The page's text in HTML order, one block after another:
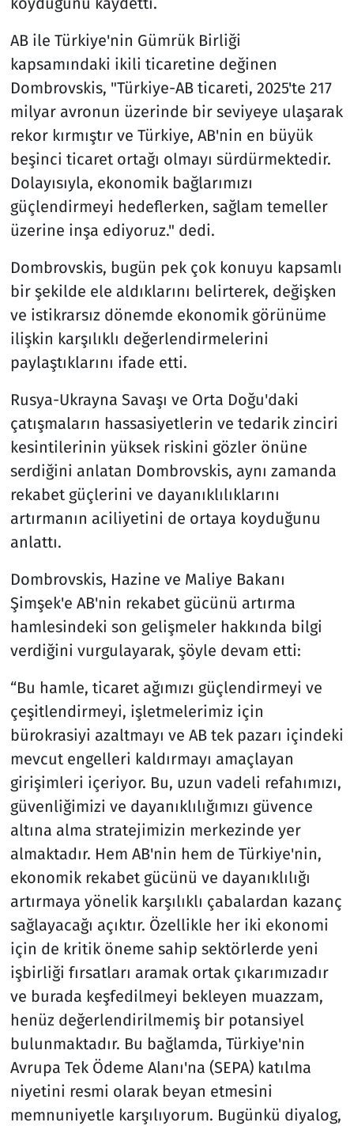
AB ile Türkiye'nin Gümrük Birliği
kapsamındaki ikili ticaretine değinen
Dombrovskis, "Türkiye-AB ticareti, 2025'te 217
milyar avronun üzerinde bir seviyeye ulaşarak
rekor kırmıştır ve Türkiye, AB'nin en büyük
beşinci ticaret ortağı olmayı sürdürmektedir.
Dolayısıyla, ekonomik bağlarımızı
güçlendirmeyi hedeflerken, sağlam temeller
üzerine inşa ediyoruz." dedi.
Dombrovskis, bugün pek çok konuyu kapsamlı
bir şekilde ele aldıklarını belirterek, değişken
ve istikrarsız dönemde ekonomik görünüme
ilişkin karşılıklı değerlendirmelerini
paylaştıklarını ifade etti.
Rusya-Ukrayna Savaşı ve Orta Doğu'daki
çatışmaların hassasiyetlerin ve tedarik zinciri
kesintilerinin yüksek riskini gözler önüne
serdiğini anlatan Dombrovskis, aynı zamanda
rekabet güçlerini ve dayanıklılıklarını
artırmanın aciliyetini de ortaya koyduğunu
anlattı.
Dombrovskis, Hazine ve Maliye Bakanı
Şimşek'e AB'nin rekabet gücünü artırma
hamlesindeki son gelişmeler hakkında bilgi
verdiğini vurgulayarak, şöyle devam etti:
“Bu hamle, ticaret ağımızı güçlendirmeyi ve
çeşitlendirmeyi, işletmelerimiz için
bürokrasiyi azaltmayı ve AB tek pazarı içindeki
mevcut engelleri kaldırmayı amaçlayan
girişimleri içeriyor. Bu, uzun vadeli refahımızı,
güvenliğimizi ve dayanıklılığımızı güvence
altına alma stratejimizin merkezinde yer
almaktadır. Hem AB'nin hem de Türkiye'nin,
ekonomik rekabet gücünü ve dayanıklılığı
artırmaya yönelik karşılıklı çabalardan kazanç
sağlayacağı açıktır. Özellikle her iki ekonomi
için de kritik öneme sahip sektörlerde yeni
işbirliği fırsatları aramak ortak çıkarımızadır
ve burada keşfedilmeyi bekleyen muazzam,
henüz değerlendirilmemiş bir potansiyel
bulunmaktadır. Bu bağlamda, Türkiye'nin
Avrupa Tek Ödeme Alanı'na (SEPA) katılma
niyetini resmi olarak beyan etmesini
memnuniyetle karşılıyorum. Bugünkü diyalog,